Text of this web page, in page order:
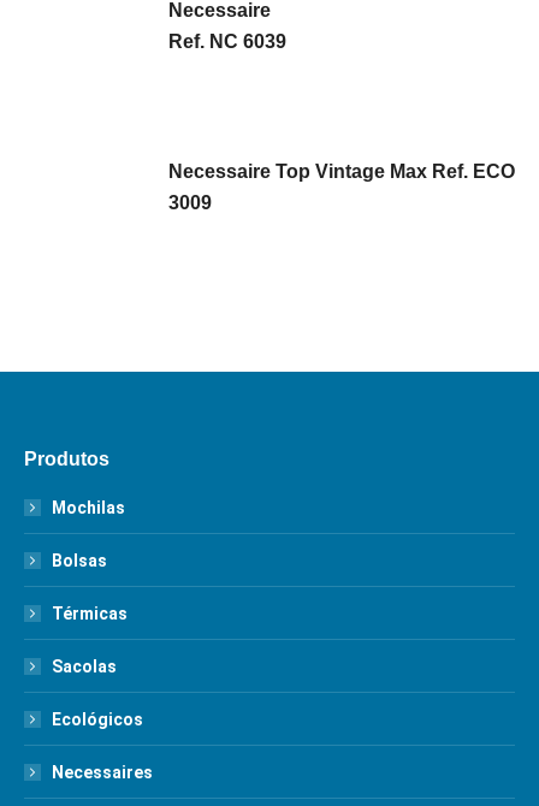
Necessaire
Ref. NC 6039
Necessaire Top Vintage Max Ref. ECO
3009
Produtos
Mochilas
Bolsas
Térmicas
Sacolas
Ecológicos
Necessaires